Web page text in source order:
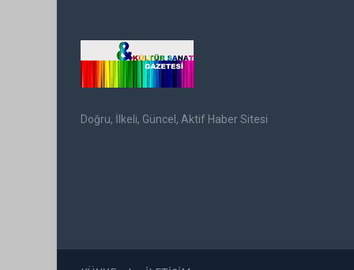
Doğru, İlkeli, Güncel, Aktif Haber Sitesi